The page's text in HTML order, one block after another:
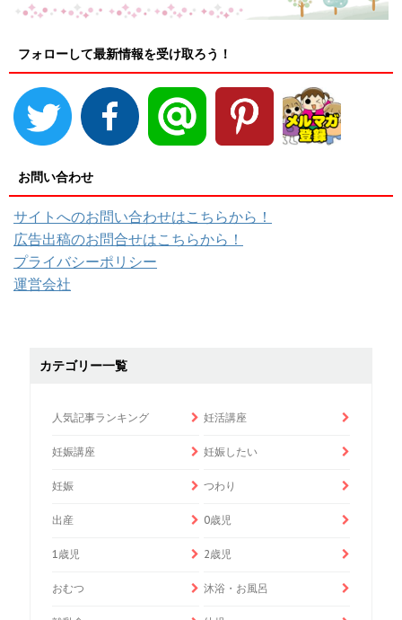
フォローして最新情報を受け取ろう！
お問い合わせ
サイトへのお問い合わせはこちらから！
広告出稿のお問合せはこちらから！
プライバシーポリシー
運営会社
カテゴリー一覧
人気記事ランキング 妊活講座
妊娠講座 妊娠したい
妊娠 つわり
出産 0歳児
1歳児 2歳児
おむつ 沐浴・お風呂